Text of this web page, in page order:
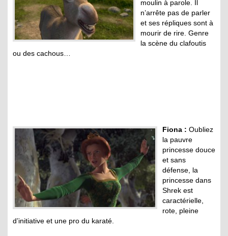
moulin à parole. Il
n’arrête pas de parler
et ses répliques sont à
mourir de rire. Genre
la scène du clafoutis
ou des cachous…
Fiona : Oubliez
la pauvre
princesse douce
et sans
défense, la
princesse dans
Shrek est
caractérielle,
rote, pleine
d’initiative et une pro du karaté.